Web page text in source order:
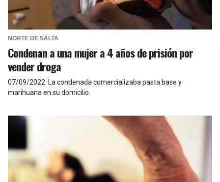
NORTE DE SALTA
Condenan a una mujer a 4 años de prisión por
vender droga
07/09/2022 La condenada comercializaba pasta base y
marihuana en su domicilio.